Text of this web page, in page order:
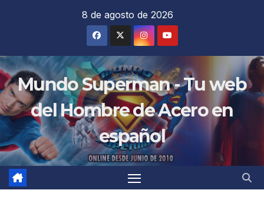
8 de agosto de 2026
Mundo Superman - Tu web
del Hombre de Acero en
español